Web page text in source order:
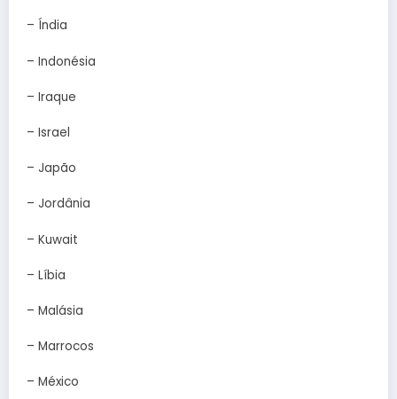
– Índia
– Indonésia
– Iraque
– Israel
– Japão
– Jordânia
– Kuwait
– Líbia
– Malásia
– Marrocos
– México